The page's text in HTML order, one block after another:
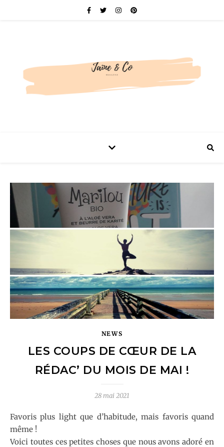
NEWS
LES COUPS DE CŒUR DE LA
RÉDAC’ DU MOIS DE MAI !
28 mai 2021
Favoris plus light que d’habitude, mais favoris quand
même !
Voici toutes ces petites choses que nous avons adoré en